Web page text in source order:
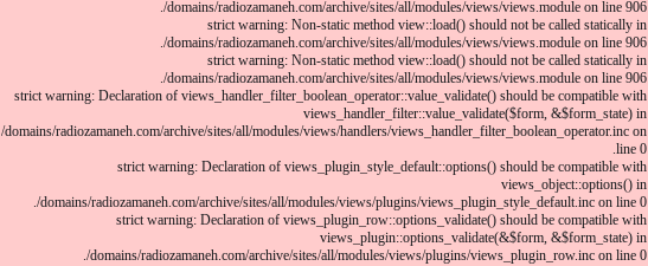
/domains/radiozamaneh.com/archive/sites/all/modules/views/views.module on line 906.
strict warning: Non-static method view::load() should not be called statically in
/domains/radiozamaneh.com/archive/sites/all/modules/views/views.module on line 906.
strict warning: Non-static method view::load() should not be called statically in
/domains/radiozamaneh.com/archive/sites/all/modules/views/views.module on line 906.
strict warning: Declaration of views_handler_filter_boolean_operator::value_validate() should be compatible with
views_handler_filter::value_validate($form, &$form_state) in
/domains/radiozamaneh.com/archive/sites/all/modules/views/handlers/views_handler_filter_boolean_operator.inc on
line 0.
strict warning: Declaration of views_plugin_style_default::options() should be compatible with
views_object::options() in
/domains/radiozamaneh.com/archive/sites/all/modules/views/plugins/views_plugin_style_default.inc on line 0.
strict warning: Declaration of views_plugin_row::options_validate() should be compatible with
views_plugin::options_validate(&$form, &$form_state) in
/domains/radiozamaneh.com/archive/sites/all/modules/views/plugins/views_plugin_row.inc on line 0.